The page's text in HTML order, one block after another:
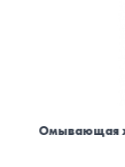
Омывающая